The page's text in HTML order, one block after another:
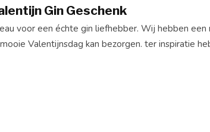
Gin Geschenk
voor een échte gin liefhebber. Wij hebben
Valentijnsdag kan bezorgen. ter inspiratie